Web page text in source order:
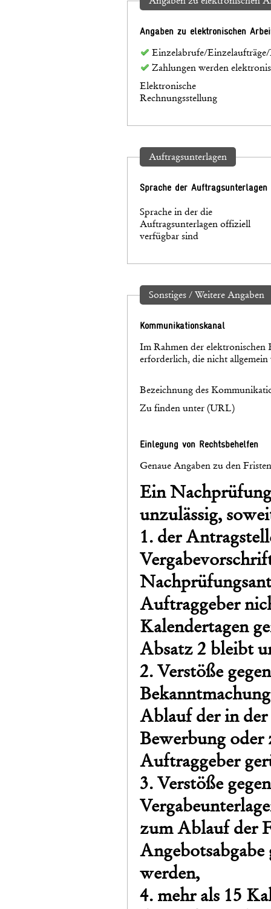
Angaben zu elektronischen
Einzelabrufe/
Zahlungen werden
Elektronische
Rechnungsstellung
Auftragsunterlagen
Sprache der Auftragsunterlagen
Sprache in der die
Auftragsunterlagen offiziell
verfügbar sind
Sonstiges / Weitere Angaben
Kommunikationskanal
Im Rahmen der
erforderlich, die nicht
Bezeichnung des
Zu finden unter (URL)
Einlegung von Rechtsbehelfen
Genaue Angaben zu den
Ein
unzulässig,
1. der
Auftraggeber
Kalendertagen
Absatz 2 bleibt
2. Verstöße
Ablauf der in
Bewerbung oder
Auftraggeber
3. Verstöße
zum Ablauf der
werden,
4. mehr als 15